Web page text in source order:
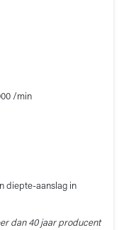
/min
diepte-aanslag in
dan 40 jaar producent